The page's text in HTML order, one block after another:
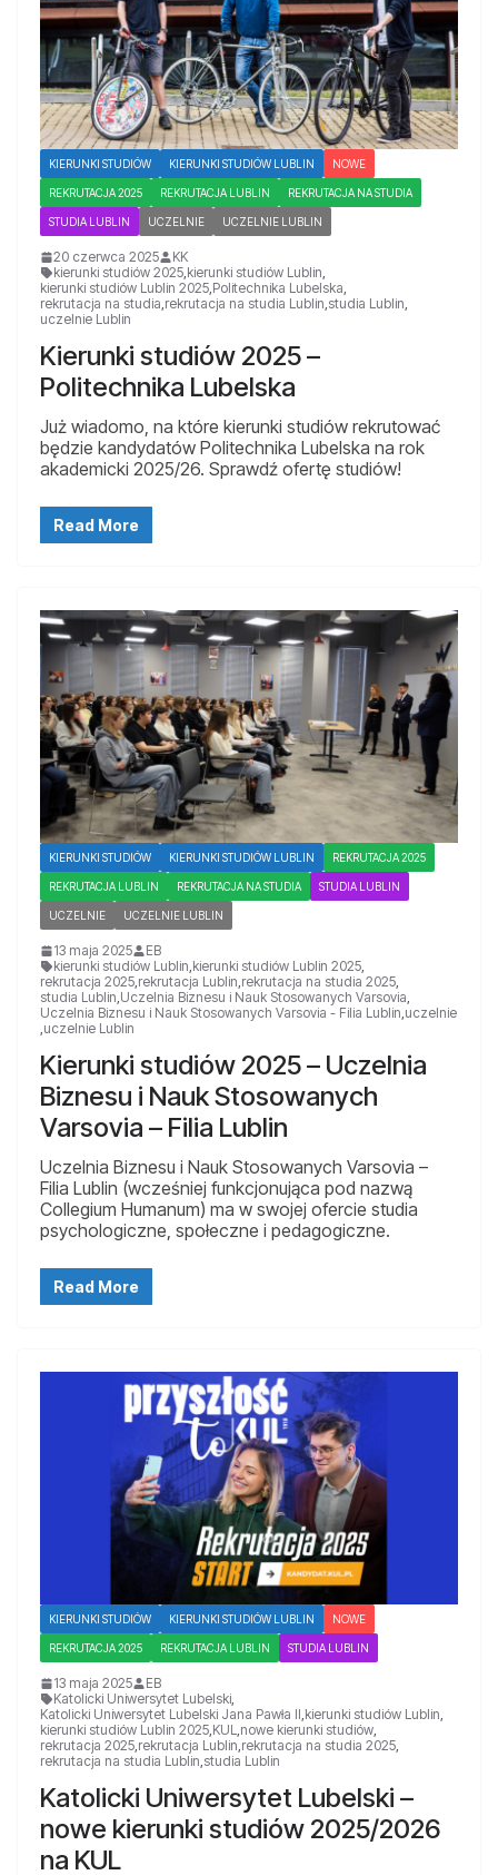
KIERUNKI STUDIÓW KIERUNKI STUDIÓW LUBLIN NOWE
REKRUTACJA 2025 REKRUTACJA LUBLIN REKRUTACJA NA STUDIA
STUDIA LUBLIN UCZELNIE UCZELNIE LUBLIN
20 czerwca 2025
KK
kierunki studiów 2025 kierunki studiów Lublin
kierunki studiów Lublin 2025 Politechnika Lubelska
rekrutacja na studia rekrutacja na studia Lublin studia Lublin
uczelnie Lublin
Kierunki studiów 2025 –
Politechnika Lubelska
Już wiadomo, na które kierunki studiów rekrutować
będzie kandydatów Politechnika Lubelska na rok
akademicki 2025/26. Sprawdź ofertę studiów!
Read More
KIERUNKI STUDIÓW KIERUNKI STUDIÓW LUBLIN REKRUTACJA 2025
REKRUTACJA LUBLIN REKRUTACJA NA STUDIA STUDIA LUBLIN
UCZELNIE UCZELNIE LUBLIN
13 maja 2025
EB
kierunki studiów Lublin kierunki studiów Lublin 2025
rekrutacja 2025 rekrutacja Lublin rekrutacja na studia 2025
studia Lublin Uczelnia Biznesu i Nauk Stosowanych Varsovia
Uczelnia Biznesu i Nauk Stosowanych Varsovia - Filia Lublin uczelnie
uczelnie Lublin
Kierunki studiów 2025 – Uczelnia
Biznesu i Nauk Stosowanych
Varsovia – Filia Lublin
Uczelnia Biznesu i Nauk Stosowanych Varsovia –
Filia Lublin (wcześniej funkcjonująca pod nazwą
Collegium Humanum) ma w swojej ofercie studia
psychologiczne, społeczne i pedagogiczne.
Read More
KIERUNKI STUDIÓW KIERUNKI STUDIÓW LUBLIN NOWE
REKRUTACJA 2025 REKRUTACJA LUBLIN STUDIA LUBLIN
13 maja 2025
EB
Katolicki Uniwersytet Lubelski
Katolicki Uniwersytet Lubelski Jana Pawła II kierunki studiów Lublin
kierunki studiów Lublin 2025 KUL nowe kierunki studiów
rekrutacja 2025 rekrutacja Lublin rekrutacja na studia 2025
rekrutacja na studia Lublin studia Lublin
Katolicki Uniwersytet Lubelski –
nowe kierunki studiów 2025/2026
na KUL